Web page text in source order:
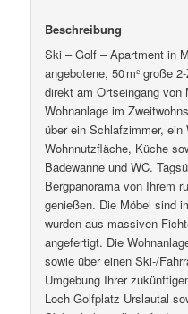
Beschreibung
Ski – Golf – Apartment in
angebotene, 50 m² große
direkt am Ortseingang von
Wohnanlage im
über ein Schlafzimmer, ein
Wohnnutzfläche, Küche
Badewanne und WC.
Bergpanorama von Ihrem
genießen. Die Möbel sind
wurden aus massiven
angefertigt. Die
sowie über einen Ski-/
Umgebung Ihrer
Loch Golfplatz Urslautal